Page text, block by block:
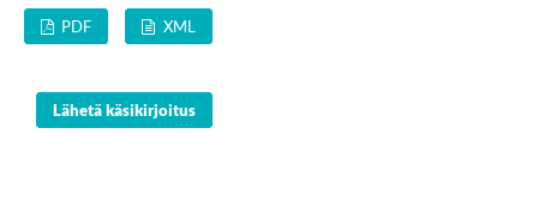
PDF XML
Lähetä käsikirjoitus